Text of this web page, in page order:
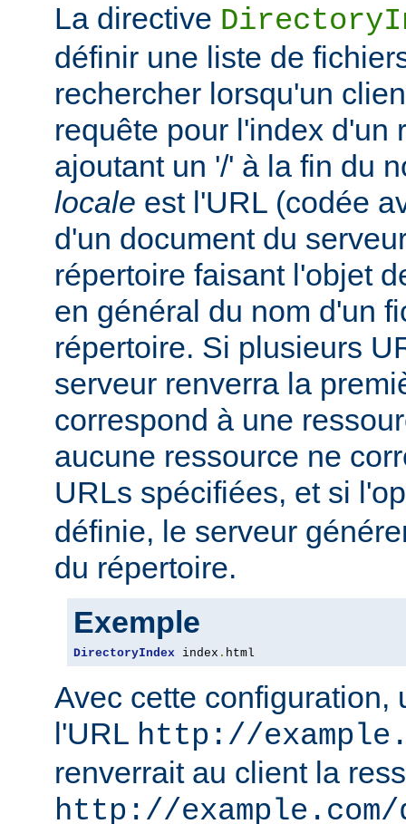
La directive
définir une liste de
rechercher lorsqu'un
requête pour l'index d'un
ajoutant un '/' à la fin du
locale est l'URL (codée
d'un document du
répertoire faisant l'objet
en général du nom d'un
répertoire. Si plusieurs
serveur renverra la
correspond à une
aucune ressource ne
URLs spécifiées, et si
définie, le serveur
du répertoire.
Exemple
DirectoryIndex index . html
Avec cette configuration,
l'URL http://
renverrait au client la
http://